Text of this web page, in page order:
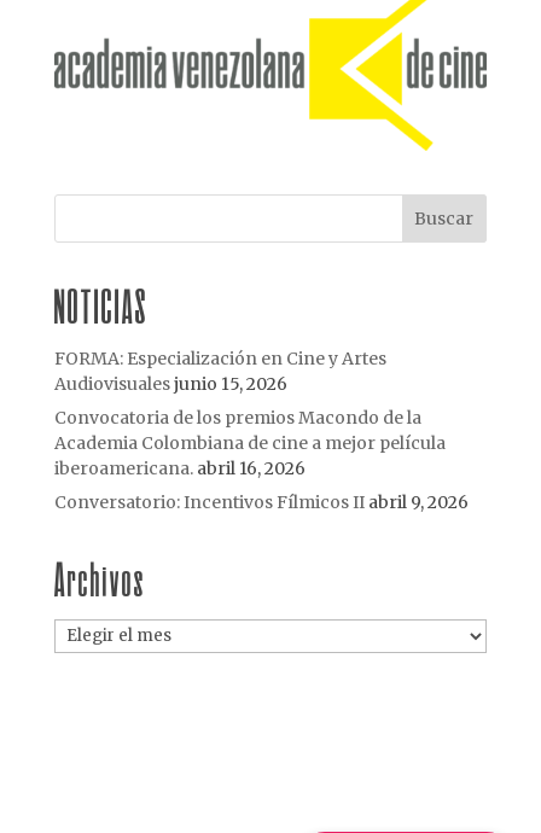
NOTICIAS
FORMA: Especialización en Cine y Artes
Audiovisualesjunio 15, 2026
Convocatoria de los premios Macondo de la
Academia Colombiana de cine a mejor película
iberoamericana. abril 16, 2026
Conversatorio: Incentivos Fílmicos II abril 9, 2026
Archivos
Archivos